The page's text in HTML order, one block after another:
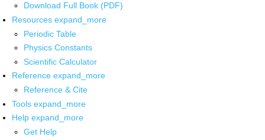
Download Full Book (PDF)
Resources expand_more
Periodic Table
Physics Constants
Scientific Calculator
Reference expand_more
Reference & Cite
Tools expand_more
Help expand_more
Get Help